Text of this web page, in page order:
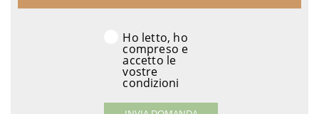
Ho letto, ho
compreso e
accetto le
vostre
condizioni